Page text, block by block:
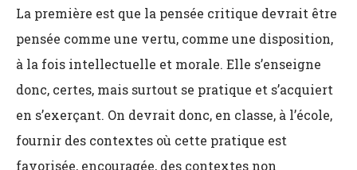
La première est que la pensée critique devrait être
pensée comme une vertu, comme une disposition,
à la fois intellectuelle et morale. Elle s’enseigne
donc, certes, mais surtout se pratique et s’acquiert
en s’exerçant. On devrait donc, en classe, à l’école,
fournir des contextes où cette pratique est
favorisée, encouragée, des contextes non